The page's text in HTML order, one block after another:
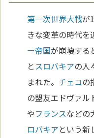
第一次世界大戦が
きな変革の時代を
ー帝国が崩壊する
と スロバキアの人
まれた。 チェコの
の盟友エドヴァル
やフランスなどの
ロバキアという新